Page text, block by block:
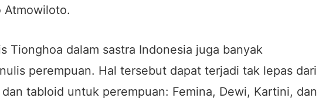
Atmowiloto.
Tionghoa dalam sastra Indonesia juga banyak
perempuan. Hal tersebut dapat terjadi tak lepas dari
tabloid untuk perempuan: Femina, Dewi, Kartini, dan